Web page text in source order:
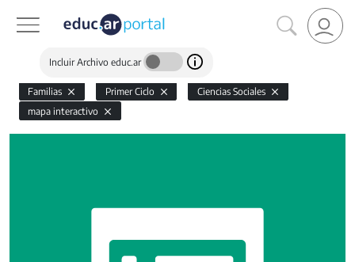
Incluir Archivo educ.ar
Familias Primer Ciclo
Ciencias Sociales
mapa interactivo